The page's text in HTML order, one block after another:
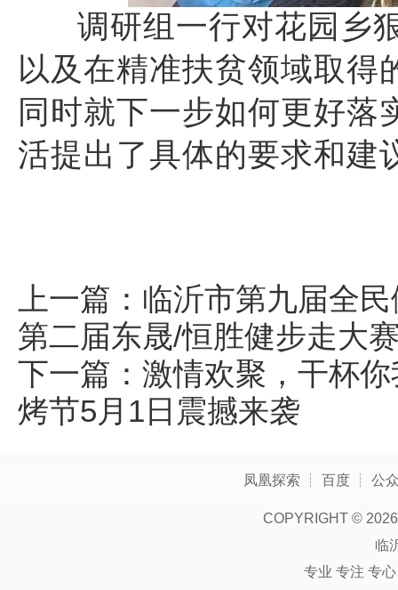
调研组一行对花园乡
以及在精准扶贫领域取得
同时就下一步如何更好落
活提出了具体的要求和建
上一篇： 临沂市第九届全
第二届东晟/恒胜健步走大
下一篇： 激情欢聚，干杯
烤节5月1日震撼来袭
凤凰探索 ┊ 百度 ┊ 公
COPYRIGHT ©
临
专业 专注 专